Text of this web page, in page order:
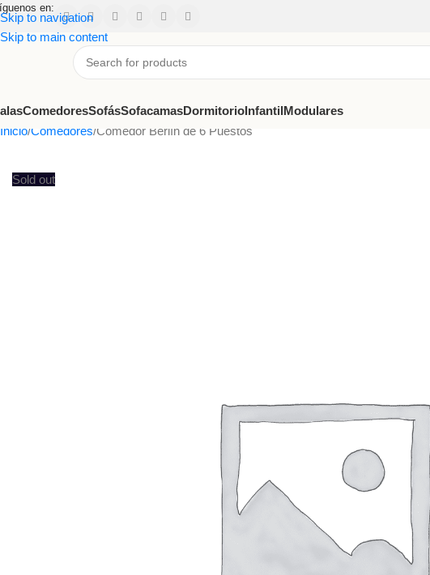
Skip to navigation
Skip to main content
en:
ComedoresSofásSofacamasDormitorioInfantilModulares
Inicio Comedores Comedor Berlín de 6 Puestos
Sold out